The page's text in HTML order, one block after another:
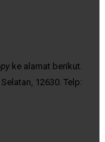
ke alamat berikut.
12630. Telp: